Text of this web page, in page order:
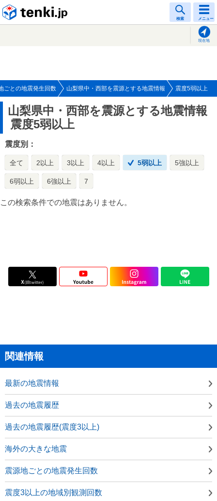
検索 メニュー
現在地
ごとの地震発生回数 山梨県中・西部を震源とする地震情報 震度5弱以上
山梨県中・西部を震源とする地震情報
震度5弱以上
震度別：
全て 2以上 3以上 4以上 5弱以上 5強以上
6弱以上 6強以上 7
この検索条件での地震はありません。
関連情報
最新の地震情報
過去の地震履歴
過去の地震履歴(震度3以上)
海外の大きな地震
震源地ごとの地震発生回数
震度3以上の地域別観測回数